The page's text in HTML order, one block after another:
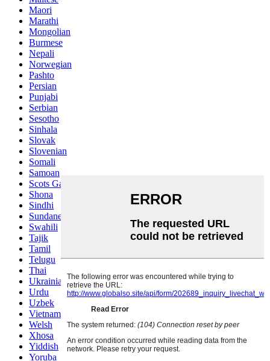
Maori
Marathi
Mongolian
Burmese
Nepali
Norwegian
Pashto
Persian
Punjabi
Serbian
Sesotho
Sinhala
Slovak
Slovenian
Somali
Samoan
Scots Gaelic
Shona
Sindhi
Sundanese
Swahili
Tajik
Tamil
Telugu
Thai
Ukrainian
Urdu
Uzbek
Vietnamese
Welsh
Xhosa
Yiddish
Yoruba